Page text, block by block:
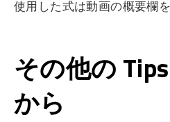
使用した式は動画の概要欄
その他の
から